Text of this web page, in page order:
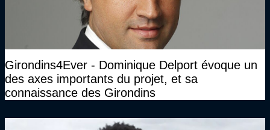
Girondins4Ever - Dominique Delport évoque un
des axes importants du projet, et sa
connaissance des Girondins